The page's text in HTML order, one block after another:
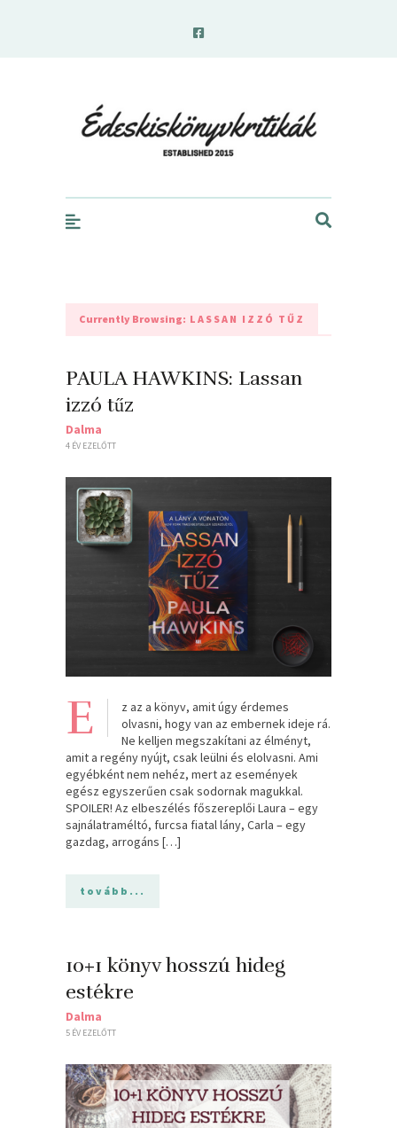
Currently Browsing: LASSAN IZZÓ TŰZ
PAULA HAWKINS: Lassan ​
izzó tűz
Dalma
4 ÉV EZELŐTT
E
z az a könyv, amit úgy érdemes
olvasni, hogy van az embernek ideje rá.
Ne kelljen megszakítani az élményt,
amit a regény nyújt, csak leülni és elolvasni. Ami
egyébként nem nehéz, mert az események
egész egyszerűen csak sodornak magukkal.
SPOILER! Az elbeszélés főszereplői Laura – egy
sajnálatraméltó, furcsa fiatal lány, Carla – egy
gazdag, arrogáns […]
tovább...
10+1 könyv hosszú hideg
estékre
Dalma
5 ÉV EZELŐTT